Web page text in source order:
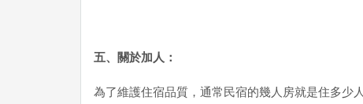
五、關於加人：
為了維護住宿品質，通常民宿的幾人房就是住多少